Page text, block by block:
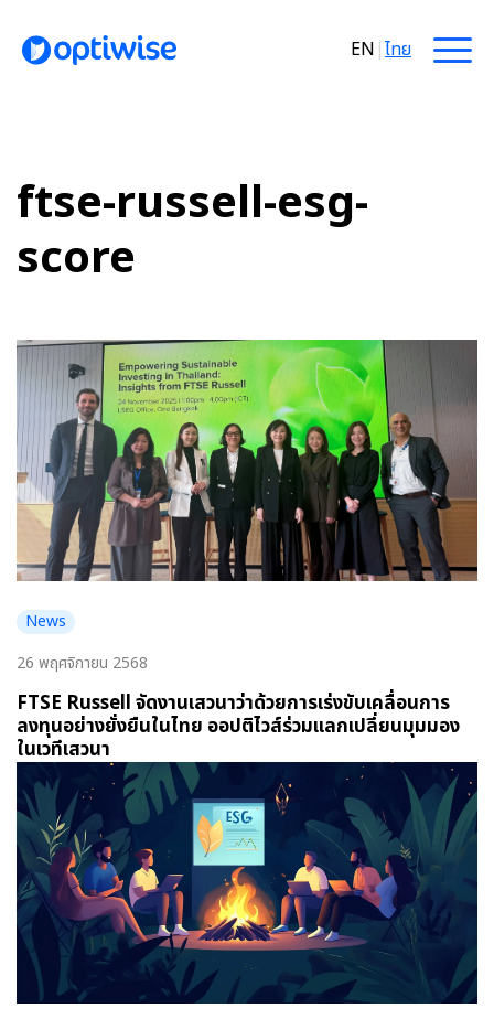
EN |ไทย
ftse-russell-esg-
score
News
26 พฤศจิกายน 2568
FTSE Russell จัดงานเสวนาว่าด้วยการเร่งขับเคลื่อนการ
ลงทุนอย่างยั่งยืนในไทย ออปติไวส์ร่วมแลกเปลี่ยนมุมมอง
ในเวทีเสวนา